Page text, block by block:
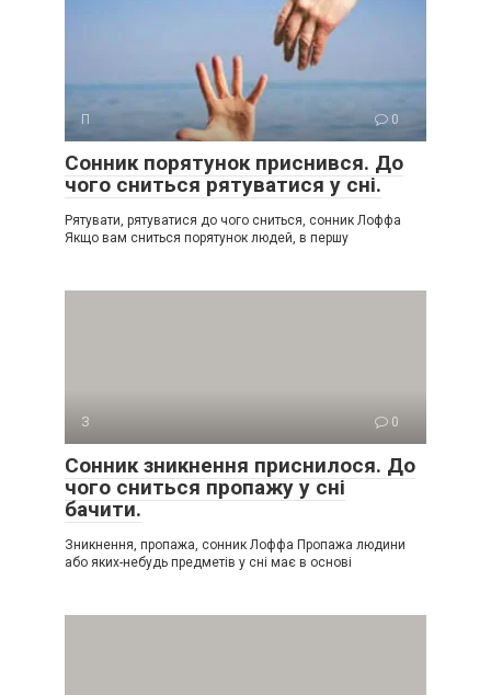
П 0
Сонник порятунок приснився. До
чого сниться рятуватися у сні.
Рятувати, рятуватися до чого сниться, сонник Лоффа
Якщо вам сниться порятунок людей, в першу
З 0
Сонник зникнення приснилося. До
чого сниться пропажу у сні
бачити.
Зникнення, пропажа, сонник Лоффа Пропажа людини
або яких-небудь предметів у сні має в основі